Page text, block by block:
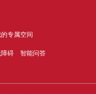
专属空间
障碍 智能问答